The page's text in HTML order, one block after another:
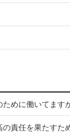
ために働いてます
の責任を果たすた